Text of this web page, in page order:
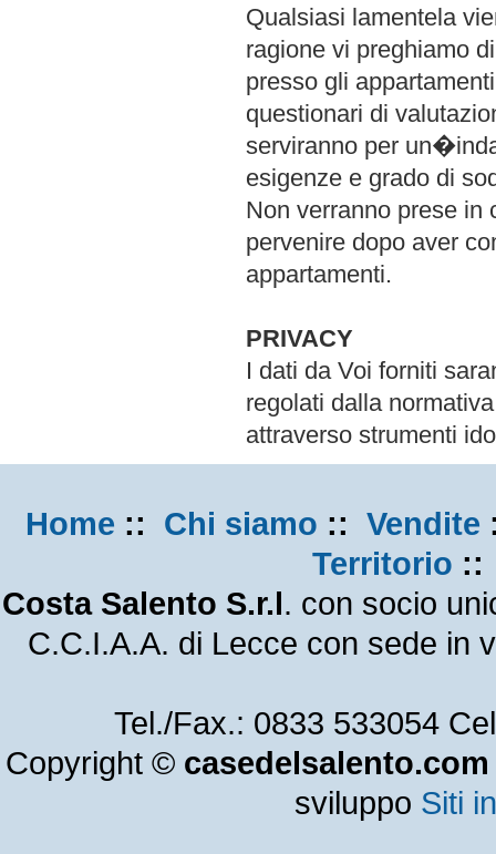
Qualsiasi lamentela
ragione vi preghiamo
presso gli
questionari di
serviranno per
esigenze e grado di
Non verranno prese in
pervenire dopo aver
appartamenti.
PRIVACY
I dati da Voi forniti
regolati dalla
attraverso strumenti
Home :: Chi siamo :: Vendite
Territorio
Costa Salento S.r.l. con socio
C.C.I.A.A. di Lecce con sede in
Tel./Fax.: 0833 533054
Copyright © casedelsalento.com
sviluppo Siti